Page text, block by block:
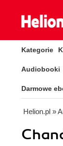
Kategorie
Audiobooki
Darmowe
Helion.pl »